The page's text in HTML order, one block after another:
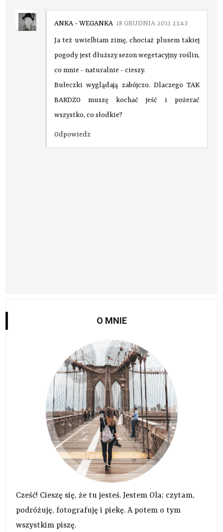
ANKA - WEGANKA 18 GRUDNIA 2011 21:43
Ja też uwielbiam zimę, chociaż plusem takiej
pogody jest dłuższy sezon wegetacyjny roślin,
co mnie - naturalnie - cieszy.
Bułeczki wyglądają zabójczo. Dlaczego TAK
BARDZO muszę kochać jeść i pożerać
wszystko, co słodkie?
Odpowiedz
O MNIE
Cześć! Cieszę się, że tu jesteś. Jestem Ola; czytam,
podróżuję, fotografuję i piekę. A potem o tym
wszystkim piszę.